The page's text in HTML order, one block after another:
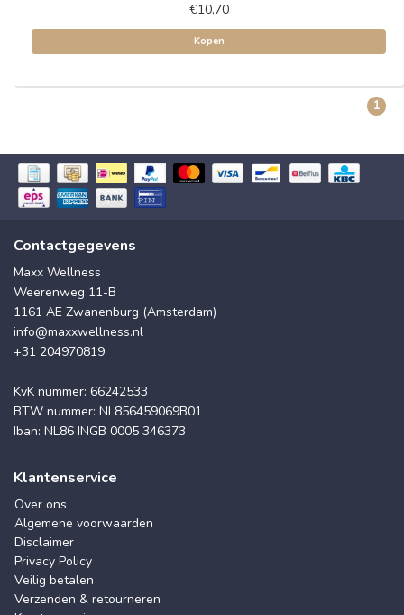
€10,70
Kopen
1
Contactgegevens
Maxx Wellness
Weerenweg 11-B
1161 AE Zwanenburg (Amsterdam)
info@maxxwellness.nl
+31 204970819
KvK nummer: 66242533
BTW nummer: NL856459069B01
Iban: NL86 INGB 0005 346373
Klantenservice
Over ons
Algemene voorwaarden
Disclaimer
Privacy Policy
Veilig betalen
Verzenden & retourneren